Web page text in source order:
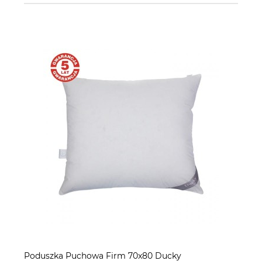
Poduszka Puchowa Firm 70x80 Ducky